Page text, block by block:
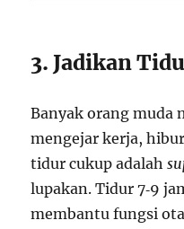
3. Jadikan
Banyak orang muda
mengejar kerja,
tidur cukup adalah
lupakan. Tidur 7‑9
membantu fungsi